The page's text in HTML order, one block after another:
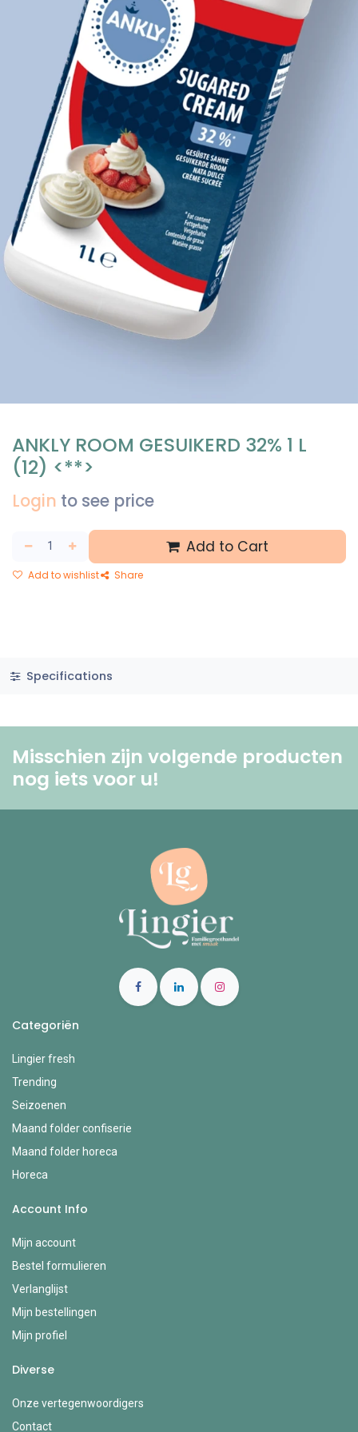
ANKLY ROOM GESUIKERD 32% 1 L
(12) <**>
Login to see price
Add to Cart
Add to wishlist Share
Specifications
Misschien zijn volgende producten
nog iets voor u! ​
Categoriën
Lingier fresh
Trending
Seizoenen
Maand folder confiserie
Maand folder horeca
Horeca
Account Info
Mijn account
Bestel formulieren
Verlanglijst
Mijn bestellingen
Mijn profiel
Diverse
Onze vertegenwoordigers
Contact